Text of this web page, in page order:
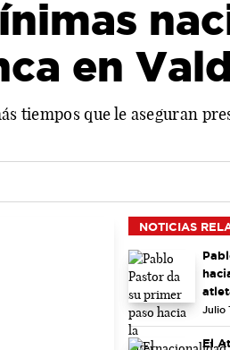
en
tiempos que le aseguran
NOTICIAS
Julio
El